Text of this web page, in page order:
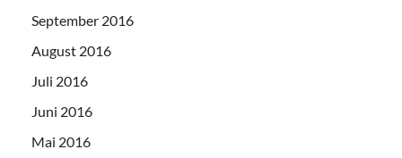
September 2016
August 2016
Juli 2016
Juni 2016
Mai 2016